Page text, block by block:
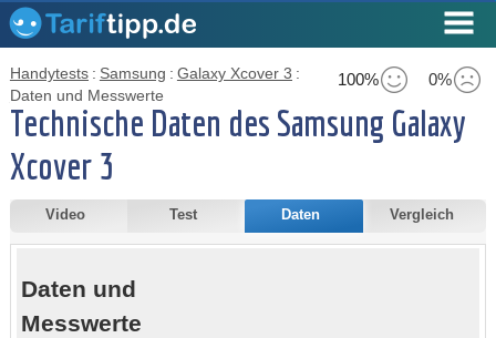
100% 0%
Handytests : Samsung : Galaxy Xcover 3 :
Daten und Messwerte
Technische Daten des Samsung Galaxy
Xcover 3
Video Test Daten Vergleich
Daten und
Messwerte